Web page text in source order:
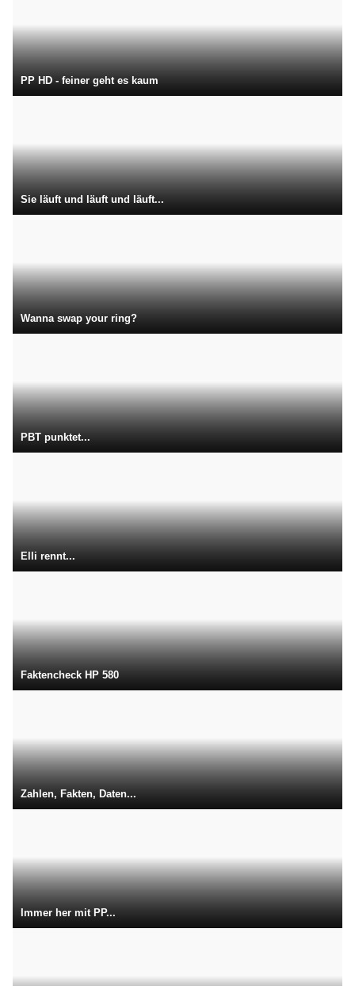
PP HD - feiner geht es kaum
Sie läuft und läuft und läuft...
Wanna swap your ring?
PBT punktet...
Elli rennt...
Faktencheck HP 580
Zahlen, Fakten, Daten...
Immer her mit PP...